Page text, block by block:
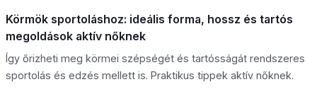
Körmök sportoláshoz: ideális forma, hossz és tartós
megoldások aktív nőknek
Így őrizheti meg körmei szépségét és tartósságát rendszeres
sportolás és edzés mellett is. Praktikus tippek aktív nőknek.